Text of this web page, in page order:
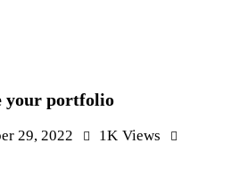
your portfolio
29, 2022 1K Views